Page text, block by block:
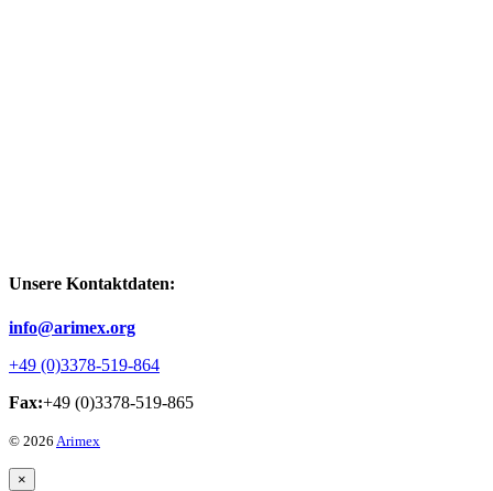
Unsere Kontaktdaten:
info@arimex.org
+49 (0)3378-519-864
Fax:+49 (0)3378-519-865
© 2026 Arimex
×